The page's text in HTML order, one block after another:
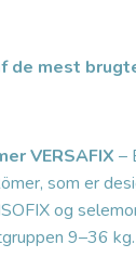
de mest
VERSAFIX –
som er
og
9–36 kg.